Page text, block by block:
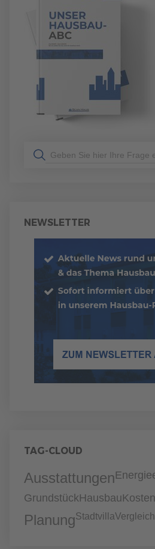
Geben Sie hier Ihre Frage
NEWSLETTER
TAG-CLOUD
Ausstattungen
GrundstückHausbauKosten
PlanungStadtvillaVergleich